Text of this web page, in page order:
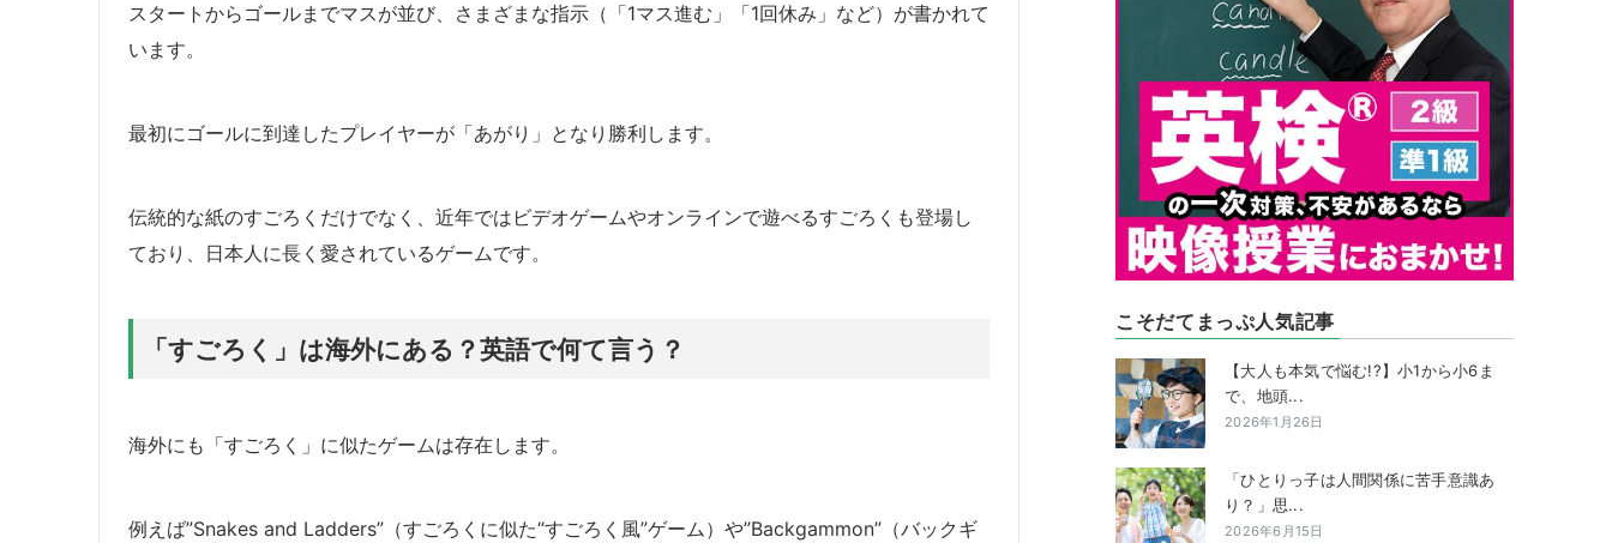
スタートからゴールまでマスが並び、さまざまな指示（「1マス進む」「1回休み」など）が書かれて
います。
最初にゴールに到達したプレイヤーが「あがり」となり勝利します。
伝統的な紙のすごろくだけでなく、近年ではビデオゲームやオンラインで遊べるすごろくも登場し
ており、日本人に長く愛されているゲームです。
「すごろく」は海外にある？英語で何て言う？
海外にも「すごろく」に似たゲームは存在します。
例えば”Snakes and Ladders”（すごろくに似た“すごろく風”ゲーム）や”Backgammon”（バックギ
こそだてまっぷ人気記事
【大人も本気で悩む!?】小1から小6ま
で、地頭...
2026年1月26日
「ひとりっ子は人間関係に苦手意識あ
り？」思...
2026年6月15日